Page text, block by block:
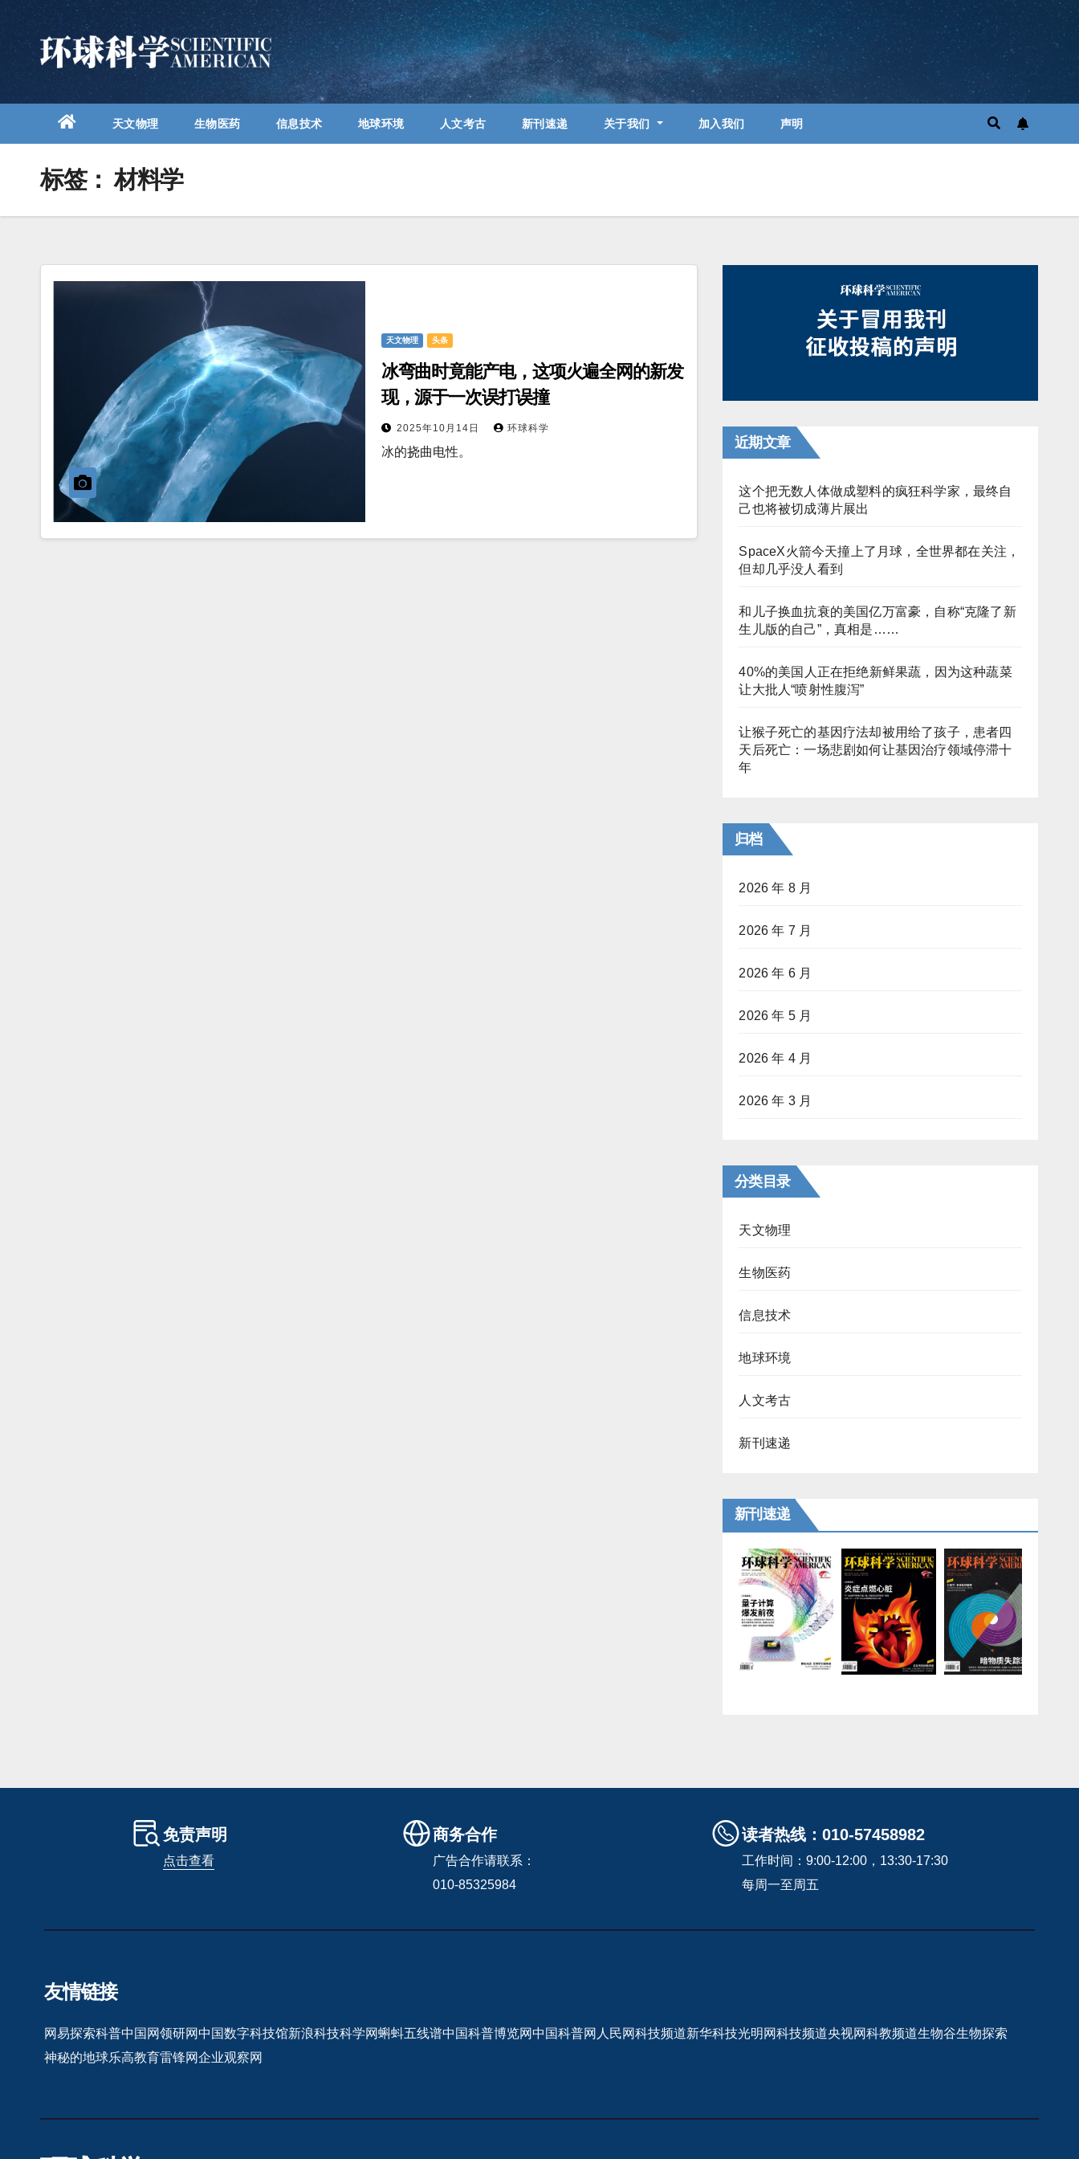
天文物理 生物医药 信息技术 地球环境 人文考古 新刊速递 关于我们 加入我们 声明
标签：材料学
天文物理 头条
冰弯曲时竟能产电，这项火遍全网的新发
现，源于一次误打误撞
2025年10月14日 环球科学
冰的挠曲电性。
近期文章
这个把无数人体做成塑料的疯狂科学家，最终自
己也将被切成薄片展出
SpaceX火箭今天撞上了月球，全世界都在关注，
但却几乎没人看到
和儿子换血抗衰的美国亿万富豪，自称“克隆了新
生儿版的自己”，真相是……
40%的美国人正在拒绝新鲜果蔬，因为这种蔬菜
让大批人“喷射性腹泻”
让猴子死亡的基因疗法却被用给了孩子，患者四
天后死亡：一场悲剧如何让基因治疗领域停滞十
年
归档
2026 年 8 月
2026 年 7 月
2026 年 6 月
2026 年 5 月
2026 年 4 月
2026 年 3 月
分类目录
天文物理
生物医药
信息技术
地球环境
人文考古
新刊速递
新刊速递
免责声明
点击查看
商务合作
广告合作请联系：
010-85325984
读者热线：010-57458982
工作时间：9:00-12:00，13:30-17:30
每周一至周五
友情链接
网易探索科普中国网领研网中国数字科技馆新浪科技科学网蝌蚪五线谱中国科普博览网中国科普网 人民网科技频道新华科技光明网科技频道央视网科教频道生物谷生物探索
神秘的地球乐高教育雷锋网企业观察网